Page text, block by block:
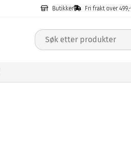
Butikker Fri frakt over 499,-